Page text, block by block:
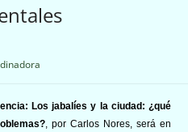
Los jabalíes y la ciudad: ¿qué
, por Carlos Nores, será en